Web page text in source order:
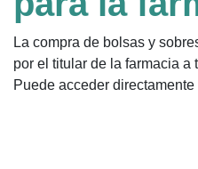
La compra de bolsas y
por el titular de la farmacia a
Puede acceder directamente